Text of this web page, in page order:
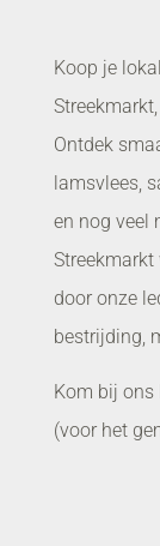
Koop je
Ontdek
lamsvlees,
en nog veel
door onze
bestrijding,
Kom bij ons
(voor het